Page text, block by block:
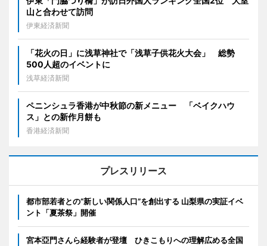
山と合わせて訪問
伊東経済新聞
「花火の日」に浅草神社で「浅草子供花火大会」 総勢
500人超のイベントに
浅草経済新聞
ペニンシュラ香港が中秋節の新メニュー 「ベイクハウ
ス」との新作月餅も
香港経済新聞
プレスリリース
都市部若者との“新しい関係人口”を創出する 山梨県の実証イベ
ント「夏茶祭」開催
宮本亞門さんら経験者が登壇 ひきこもりへの理解広める全国